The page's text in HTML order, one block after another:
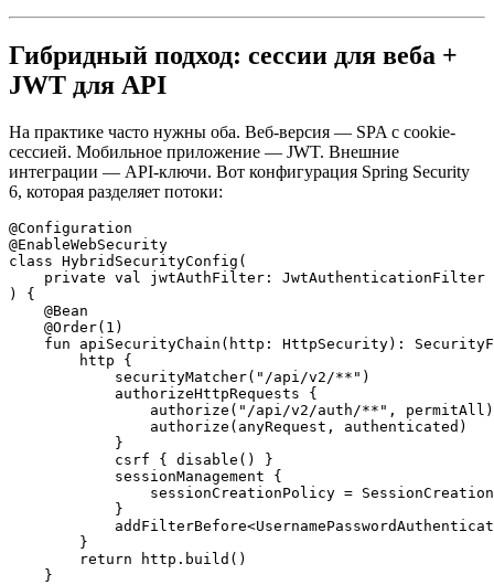
Гибридный подход: сессии для веба +
JWT для API
На практике часто нужны оба. Веб-версия — SPA с cookie-
сессией. Мобильное приложение — JWT. Внешние
интеграции — API-ключи. Вот конфигурация Spring Security
6, которая разделяет потоки:
@Configuration
@EnableWebSecurity
class HybridSecurityConfig(
    private val jwtAuthFilter: JwtAuthenticationFilter
) {
    @Bean
    @Order(1)
fun apiSecurityChain(http: HttpSecurity):
        http {
            securityMatcher("/api/v2/**")
            authorizeHttpRequests {
                authorize("/api/v2/auth/**", permitAll)
                authorize(anyRequest, authenticated)
            }
            csrf { disable() }
            sessionManagement {
sessionCreationPolicy =
            }
        }
        return http.build()
    }